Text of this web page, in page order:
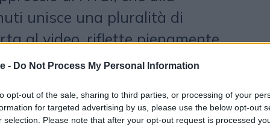
- Do Not Process My Personal Information
opt-out of the sale, sharing to third parties, or processing of your
for targeted advertising by us, please use the below opt-out
selection. Please note that after your opt-out request is processed
unisce una pluralità di
al video, riflette pienamente
Ore verso una dimensione
multimediale».